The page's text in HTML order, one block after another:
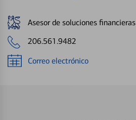
Asesor de soluciones financieras
206.561.9482
Correo electrónico